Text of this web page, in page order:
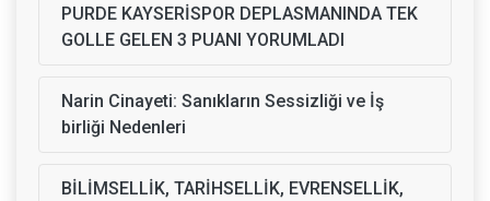
PURDE KAYSERİSPOR DEPLASMANINDA TEK
GOLLE GELEN 3 PUANI YORUMLADI
Narin Cinayeti: Sanıkların Sessizliği ve İş
birliği Nedenleri
BİLİMSELLİK, TARİHSELLİK, EVRENSELLİK,